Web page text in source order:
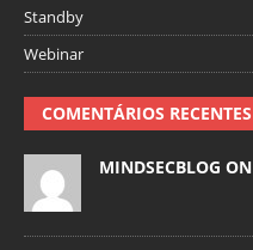
Standby
Webinar
COMENTÁRIOS RECENTES
MINDSECBLOG ON